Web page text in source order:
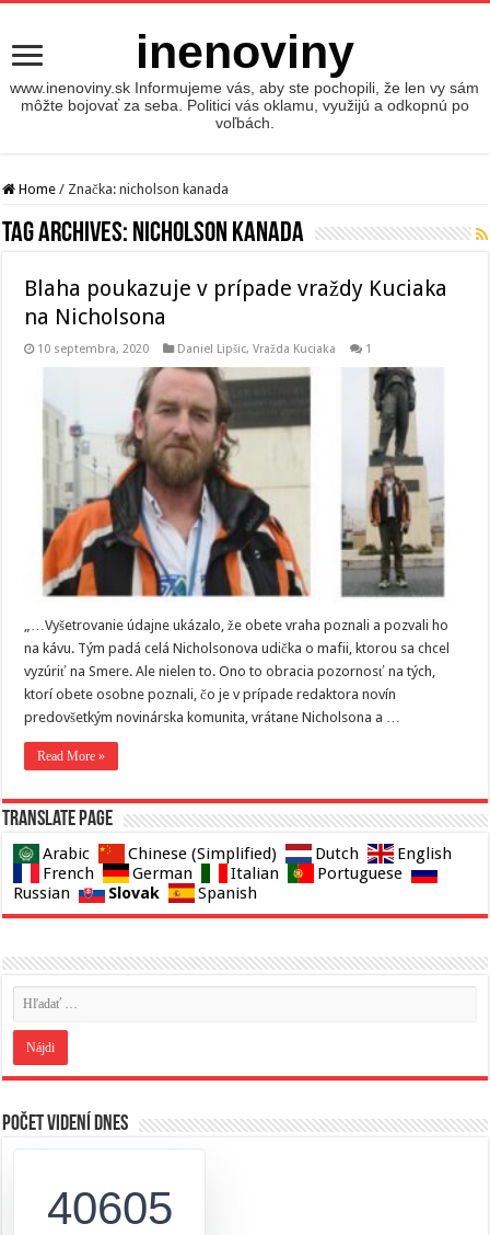
inenoviny
www.inenoviny.sk Informujeme vás, aby ste pochopili, že len vy sám
môžte bojovať za seba. Politici vás oklamu, využijú a odkopnú po
voľbách.
Home / Značka:nicholson kanada
Tag Archives: nicholson kanada
Blaha poukazuje v prípade vraždy Kuciaka
na Nicholsona
10 septembra, 2020 Daniel Lipšic,Vražda Kuciaka 1
„…Vyšetrovanie údajne ukázalo, že obete vraha poznali a pozvali ho
na kávu. Tým padá celá Nicholsonova udička o mafii, ktorou sa chcel
vyzúriť na Smere. Ale nielen to. Ono to obracia pozornosť na tých,
ktorí obete osobne poznali, čo je v prípade redaktora novín
predovšetkým novinárska komunita, vrátane Nicholsona a …
Read More »
Translate page
Arabic Chinese (Simplified) Dutch
English
French
German Italian
Portuguese
Russian
Slovak Spanish
Počet videní dnes
40605